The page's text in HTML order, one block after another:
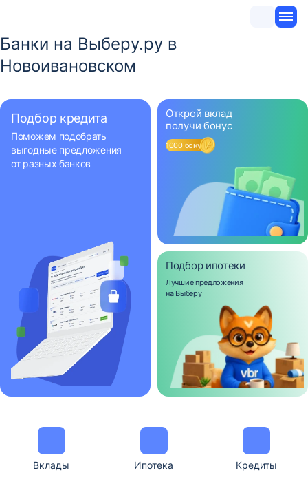
Банки на Выберу.ру в
Новоивановском
Подбор кредита
Поможем подобрать
выгодные предложения
от разных банков
Открой вклад
получи бонус
1000 бонусов
Подбор ипотеки
Лучшие предложения
на Выберу
Вклады Ипотека Кредиты